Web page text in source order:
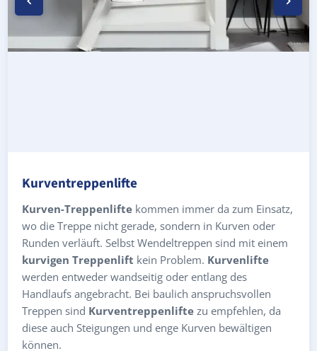
Kurventreppenlifte
Kurven-Treppenlifte kommen immer da zum Einsatz,
wo die Treppe nicht gerade, sondern in Kurven oder
Runden verläuft. Selbst Wendeltreppen sind mit einem
kurvigen Treppenlift kein Problem. Kurvenlifte
werden entweder wandseitig oder entlang des
Handlaufs angebracht. Bei baulich anspruchsvollen
Treppen sind Kurventreppenlifte zu empfehlen, da
diese auch Steigungen und enge Kurven bewältigen
können.